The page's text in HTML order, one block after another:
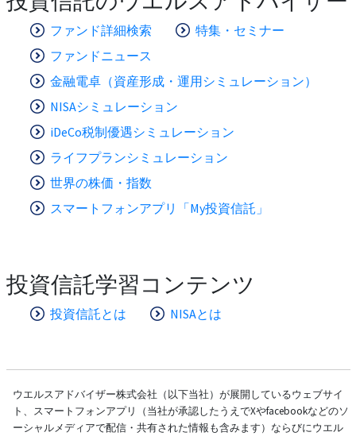
ファンド詳細検索
特集・セミナー
ファンドニュース
金融電卓（資産形成・運用シミュレーション）
NISAシミュレーション
iDeCo税制優遇シミュレーション
ライフプランシミュレーション
世界の株価・指数
スマートフォンアプリ「My投資信託」
投資信託学習コンテンツ
投資信託とは NISAとは
ウエルスアドバイザー株式会社（以下当社）が展開しているウェブサイ
ト、スマートフォンアプリ（当社が承認したうえでXやfacebookなどのソ
ーシャルメディアで配信・共有された情報も含みます）ならびにウエル